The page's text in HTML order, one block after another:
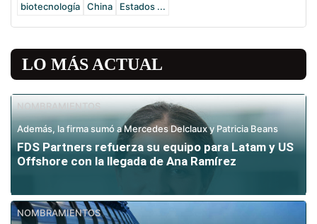
biotecnología
China Estados ...
LO MÁS ACTUAL
NOMBRAMIENTOS
Además, la firma sumó a Mercedes Delclaux y Patricia Beans
FDS Partners refuerza su equipo para Latam y US
Offshore con la llegada de Ana Ramírez
NOMBRAMIENTOS